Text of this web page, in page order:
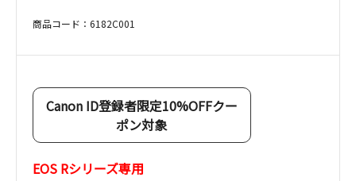
商品コード：6182C001
Canon ID登録者限定10%OFFクー
ポン対象
EOS Rシリーズ専用